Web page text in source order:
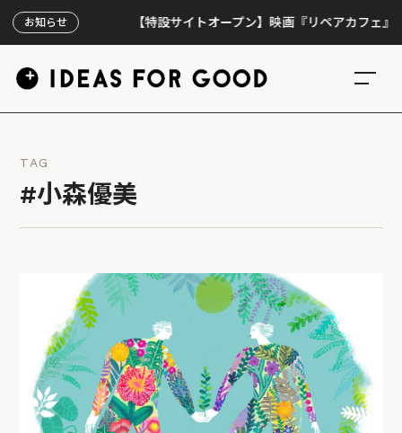
お知らせ 【特設サイトオープン】映画『リペアカフェ』、上
TAG
#小森優美